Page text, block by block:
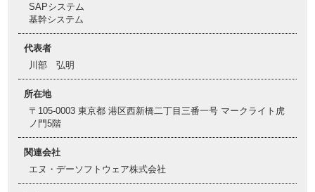
SAPシステム
基幹システム
代表者
川部 弘明
所在地
〒105-0003 東京都 港区西新橋二丁目三番一号 マークライト虎
ノ門5階
関連会社
エヌ・デーソフトウェア株式会社